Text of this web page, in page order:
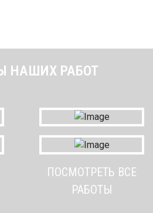
НАШИХ РАБОТ
ПОСМОТРЕТЬ ВСЕ
РАБОТЫ